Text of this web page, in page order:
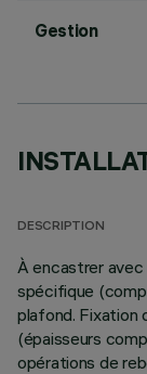
Gestion
DESCRIPTION
À encastrer
spécifique
plafond. Fixation
(épaisseurs
opérations de